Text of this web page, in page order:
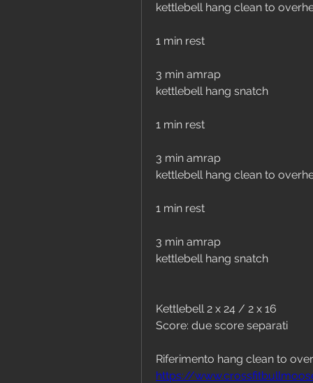
kettlebell hang clean to
1 min rest
3 min amrap
kettlebell hang snatch
1 min rest
3 min amrap
kettlebell hang clean to
1 min rest
3 min amrap
kettlebell hang snatch
Kettlebell 2 x 24 / 2 x 16
Score: due score separati
Riferimento hang clean to
https://